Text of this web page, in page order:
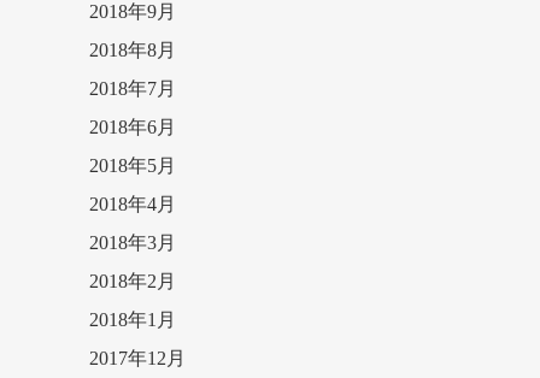
2018年9月
2018年8月
2018年7月
2018年6月
2018年5月
2018年4月
2018年3月
2018年2月
2018年1月
2017年12月